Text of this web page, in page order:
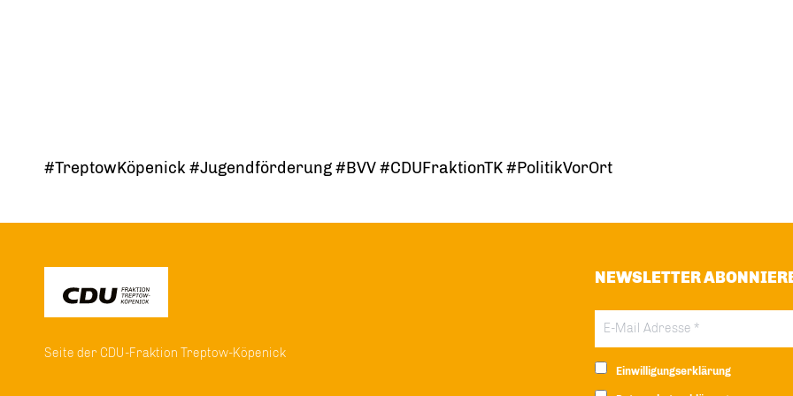
#TreptowKöpenick #Jugendförderung #BVV #CDUFraktionTK #PolitikVorOrt
Seite der CDU-Fraktion Treptow-Köpenick
NEWSLETTER
Einwilligungserklärung